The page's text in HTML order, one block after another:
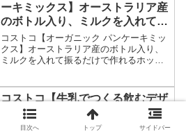
ーキミックス】オーストラリア産
のボトル入り、ミルクを入れて振
るだけで作れるホットケーキが画
期的！
コストコ【オーガニック パンケーキミッ
クス】オーストラリア産のボトル入り、
ミルクを入れて振るだけで作れるホット
コストコ【牛乳でつくる飲むデザ
ート ザク切りいちご＆ザク切り
もも】フリーズドライ製法！混ぜ
目次へ トップ サイドバー